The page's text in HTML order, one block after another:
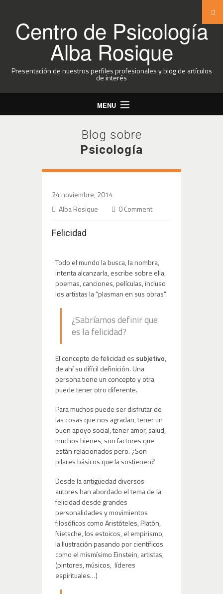
Centro de Psicología
Alba Rosique
Presentación de nuestros perfiles profesionales y blog de artículos
de interés
MENU
Blog sobre
Psicología
24 noviembre, 2014
Alba Rosique
0 Comment
Felicidad
Todo el mundo la busca, la nombra,
intenta alcanzarla, escribe sobre ella,
poemas, canciones, películas, incluso
los artistas la “plasman en sus obras”.
¿Sabríamos definir que
es la felicidad?
El concepto de felicidad es subjetivo,
de ahí su difícil definición. Una
persona tiene un concepto y otra
puede tener otro diferente.
Para muchos puede ser disfrutar de
las cosas que nos agradan, tener un
buen apoyo social, tener amor, salud,
muchos bienes, son factores que
están relacionados pero. ¿Son
pilares básicos que la sostienen?
Desde la antigüedad diversos
autores han abordado el tema de la
felicidad desde grandes
personalidades y movimientos
filosóficos como Aristóteles, Platón,
Nietsche, los estoicos, el empirismo,
la Ilustración pasando por científicos
como el mismísimo Einstein, artistas,
(pintores, músicos, líderes
espirituales…)